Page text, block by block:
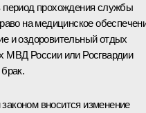
период прохождения службы
на медицинское
и оздоровительный отдых
МВД России или Росгвардии
вносится изменение